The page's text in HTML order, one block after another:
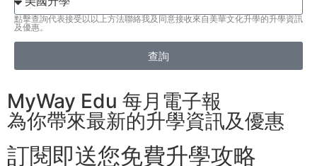
點擊查詢代表接受以以上方法聯絡我及同意接收來自美華文化升學的升學資訊
及優惠。
查詢
MyWay Edu 每月電子報
為你帶來最新的升學資訊及優惠
訂閱即送您免費升學攻略​